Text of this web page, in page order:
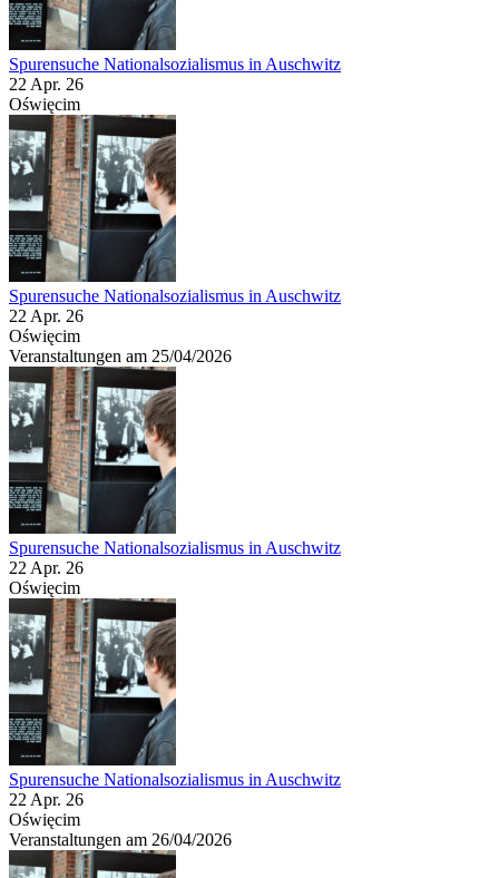
Spurensuche Nationalsozialismus in Auschwitz
22 Apr. 26
Oświęcim
Spurensuche Nationalsozialismus in Auschwitz
22 Apr. 26
Oświęcim
Veranstaltungen am 25/04/2026
Spurensuche Nationalsozialismus in Auschwitz
22 Apr. 26
Oświęcim
Spurensuche Nationalsozialismus in Auschwitz
22 Apr. 26
Oświęcim
Veranstaltungen am 26/04/2026